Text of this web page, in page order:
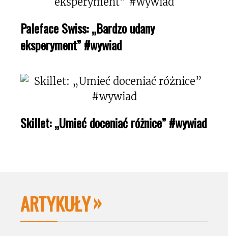
Paleface Swiss: „Bardzo udany
eksperyment” #wywiad
Skillet: „Umieć doceniać różnice” #wywiad
ARTYKUŁY